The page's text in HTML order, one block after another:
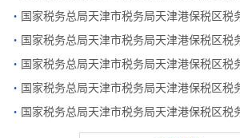
·
·
·
·
·